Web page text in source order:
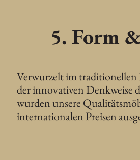
5. Form
Verwurzelt im
der innovativen Denkweise
wurden unsere
internationalen Preisen